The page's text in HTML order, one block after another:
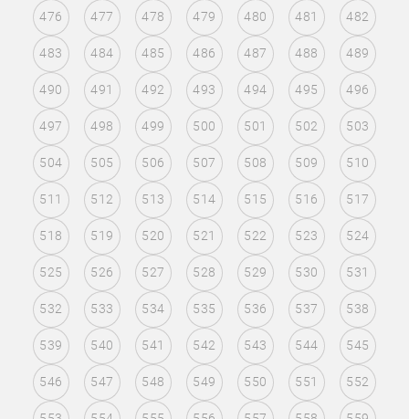
476 477 478 479 480 481 482
483 484 485 486 487 488 489
490 491 492 493 494 495 496
497 498 499 500 501 502 503
504 505 506 507 508 509 510
511 512 513 514 515 516 517
518 519 520 521 522 523 524
525 526 527 528 529 530 531
532 533 534 535 536 537 538
539 540 541 542 543 544 545
546 547 548 549 550 551 552